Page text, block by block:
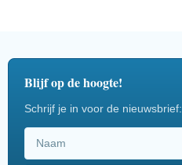
Blijf op de hoogte!
Schrijf je in voor de nieuwsbrief: